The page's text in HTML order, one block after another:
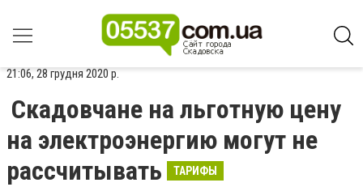
21:06, 28 грудня 2020 р.
Скадовчане на льготную цену
на электроэнергию могут не
рассчитывать
ТАРИФЫ